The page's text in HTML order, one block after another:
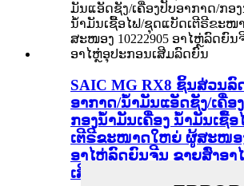
SAIC MG RX8 ຊິ້ນສ່ວນລົ
ອາກາດ/ນ້ຳມັນແອັດຊັງ/ເຄື່ອ
ກອງນ້ຳມັນເຄື່ອງ ນໍ້າມັນເຊື້
ເຕີຣີຂະໜາດໃຫຍ່ ຜູ້ສະໜອງ
ອາໄຫຼ່ລົດຍົນຈີນ ຂາຍສົ່ງອາ
ເສີມລົດຍົນ